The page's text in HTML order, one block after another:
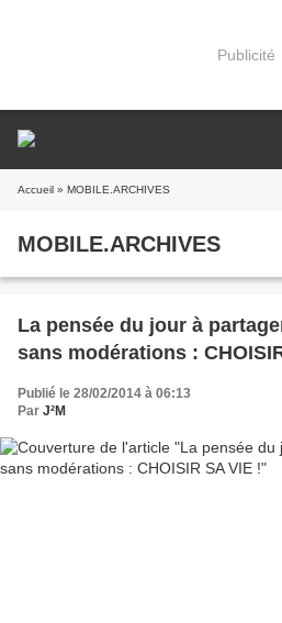
Publicité
Accueil » MOBILE.ARCHIVES
MOBILE.ARCHIVES
La pensée du jour à
sans modérations :
Publié le 28/02/2014 à 06:13
Par J²M